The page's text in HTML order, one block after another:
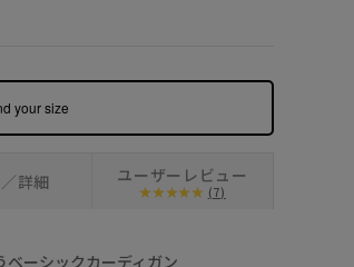
your size
詳細 ユーザーレビュー
(7)
ーシックカーディガン